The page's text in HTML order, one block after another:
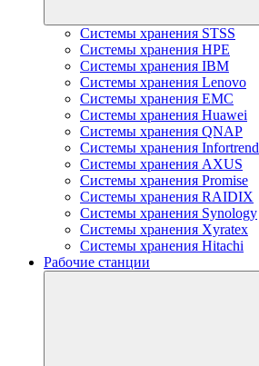
Системы хранения STSS
Системы хранения HPE
Системы хранения IBM
Системы хранения Lenovo
Системы хранения EMC
Системы хранения Huawei
Системы хранения QNAP
Системы хранения Infortrend
Системы хранения AXUS
Системы хранения Promise
Системы хранения RAIDIX
Системы хранения Synology
Системы хранения Xyratex
Системы хранения Hitachi
Рабочие станции